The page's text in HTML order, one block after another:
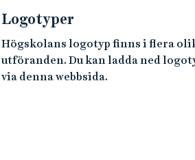
Logotyper
Högskolans logotyp finns i flera
utföranden. Du kan ladda ned
via denna webbsida.